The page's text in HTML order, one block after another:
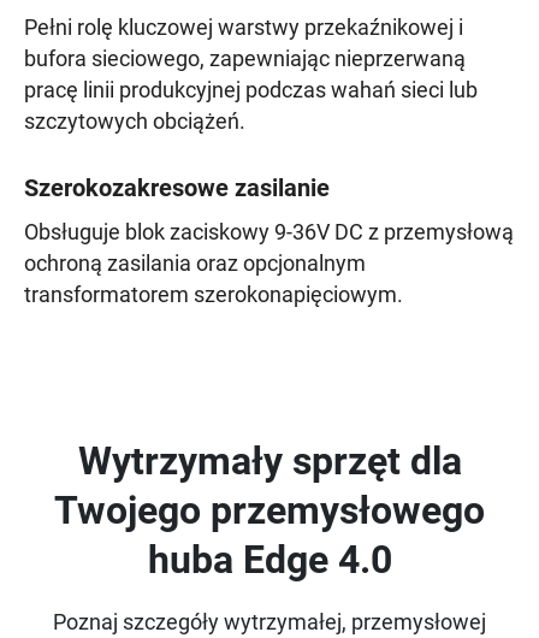
Pełni rolę kluczowej warstwy przekaźnikowej i
bufora sieciowego, zapewniając nieprzerwaną
pracę linii produkcyjnej podczas wahań sieci lub
szczytowych obciążeń.
Szerokozakresowe zasilanie
Obsługuje blok zaciskowy 9-36V DC z przemysłową
ochroną zasilania oraz opcjonalnym
transformatorem szerokonapięciowym.
Wytrzymały sprzęt dla
Twojego przemysłowego
huba Edge 4.0
Poznaj szczegóły wytrzymałej, przemysłowej